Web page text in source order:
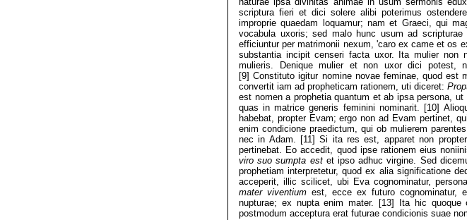
scriptura fieri et dici solere alibi poterimus
improprie quaedam loquamur; nam et Graeci, qui
vocabula uxoris; sed malo hunc usum ad
efficiuntur per matrimonii nexum, 'caro ex came et os
substantia incipit censeri facta uxor. Ita mulier non
mulieris. Denique mulier et non uxor dici potest,
[9] Constituto igitur nomine novae feminae, quod
convertit iam ad propheticam rationem, uti diceret:
est nomen a prophetia quantum et ab ipsa persona,
quas in matrice generis feminini nominarit. [10]
habebat, propter Evam; ergo non ad Evam pertinet,
enim condicione praedictum, qui ob mulierem
nec in Adam. [11] Si ita res est, apparet non
pertinebat. Eo accedit, quod ipse rationem eius
viro suo sumpta est et ipso adhuc virgine. Sed
prophetiam interpretetur, quod ex alia significatione
acceperit, illic scilicet, ubi Eva cognominatur,
mater viventiumest, ecce ex futuro cognominatur,
nupturae; ex nupta enim mater. [13] Ita hic quoque
postmodum acceptura erat futurae condicionis suae